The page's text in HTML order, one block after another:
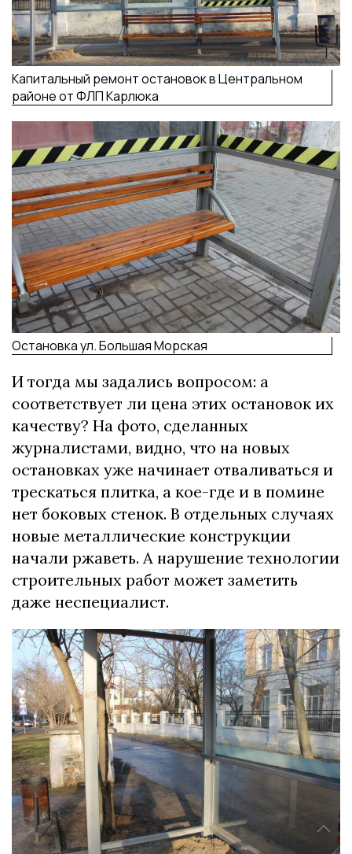
Капитальный ремонт остановок в Центральном
районе от ФЛП Карлюка
Остановка ул. Большая Морская
И тогда мы задались вопросом: а
соответствует ли цена этих остановок их
качеству? На фото, сделанных
журналистами, видно, что на новых
остановках уже начинает отваливаться и
трескаться плитка, а кое-где и в помине
нет боковых стенок. В отдельных случаях
новые металлические конструкции
начали ржаветь. А нарушение технологии
строительных работ может заметить
даже неспециалист.